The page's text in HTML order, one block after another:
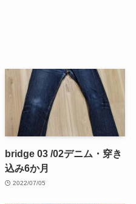
bridge 03 /02デニム・穿き
込み6か月
2022/07/05